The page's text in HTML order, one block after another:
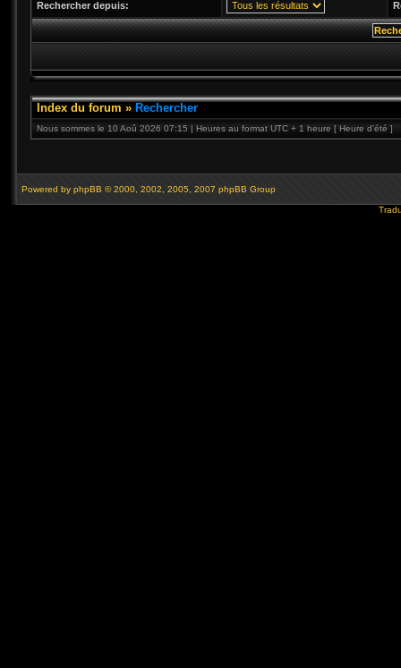
Rechercher depuis:
Index du forum » Rechercher
Nous sommes le 10 Aoû 2026 07:15 | Heures au format UTC + 1 heure [ Heure d’été ]
Powered by phpBB © 2000, 2002, 2005, 2007 phpBB Group